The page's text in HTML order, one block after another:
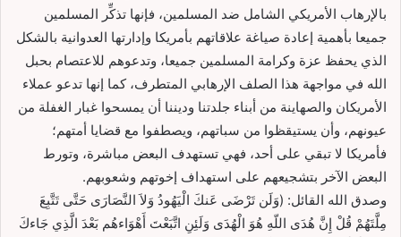
بالإرهاب الأمريكي الشامل ضد المسلمين، فإنها تذكِّر المسلمين
جميعا بأهمية إعادة صياغة علاقاتهم بأمريكا وإدارتها العدوانية بالشكل
الذي يحفظ عزة وكرامة المسلمين جميعا، وتدعوهم للاعتصام بحبل
الله في مواجهة هذا الصلف الإرهابي المتطرف، كما إنها تدعو عملاء
الأمريكان والصهاينة من أبناء جلدتنا وديننا أن يمسحوا غبار الغفلة من
عيونهم، وأن يستيقظوا من سباتهم، ويصطفوا مع قضايا أمتهم؛
فأمريكا لا تبقي على أحد، فهي تستهدف البعض مباشرة، وتورط
البعض الآخر بتشجيعهم على استهداف إخوتهم وشعوبهم.
وصدق الله القائل: (وَلَن تَرْضَى عَنكَ الْيَهُودُ وَلاَ النَّصَارَى حَتَّى تَتَّبِعَ
مِلَّتَهُمْ قُلْ إِنَّ هُدَى اللّهِ هُوَ الْهُدَى وَلَئِنِ اتَّبَعْتَ أَهْوَاءهُم بَعْدَ الَّذِي جَاءكَ